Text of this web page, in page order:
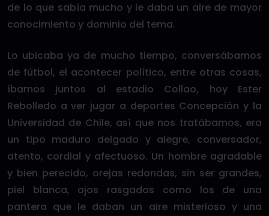
de lo que sabía mucho y le daba un aire de mayor
conocimiento y dominio del tema.
Lo ubicaba ya de mucho tiempo, conversábamos
de fútbol, el acontecer político, entre otras cosas,
íbamos juntos al estadio Collao, hoy Ester
Rebolledo a ver jugar a deportes Concepción y la
Universidad de Chile, así que nos tratábamos, era
un tipo maduro delgado y alegre, conversador,
atento, cordial y afectuoso. Un hombre agradable
y bien perecido, orejas redondas, sin ser grandes,
piel blanca, ojos rasgados como los de una
pantera que le daban un aire misterioso y una